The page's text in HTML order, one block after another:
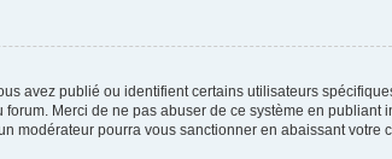
avez publié ou identifient certains utilisateurs
Merci de ne pas abuser de ce système en publiant
modérateur pourra vous sanctionner en abaissant votre